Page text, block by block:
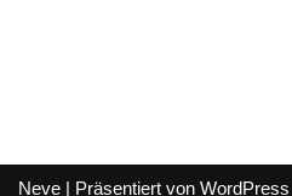
Neve | Präsentiert von WordPress